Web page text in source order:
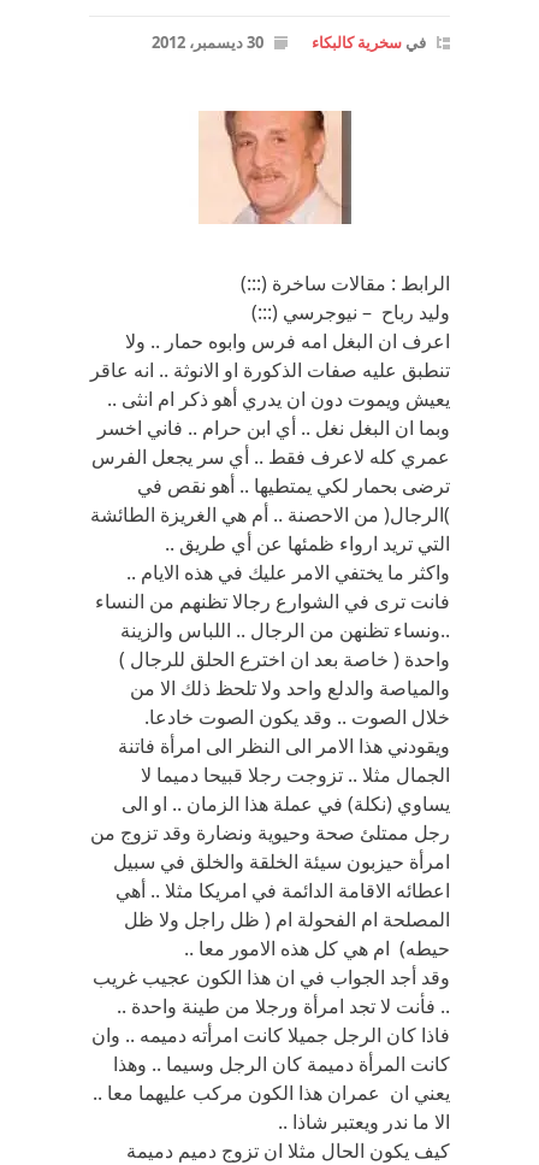
في سخرية كالبكاء 30 ديسمبر، 2012
الرابط : مقالات ساخرة (:::)
وليد رباح – نيوجرسي (:::)
اعرف ان البغل امه فرس وابوه حمار .. ولا
تنطبق عليه صفات الذكورة او الانوثة .. انه عاقر
يعيش ويموت دون ان يدري أهو ذكر ام انثى ..
وبما ان البغل نغل .. أي ابن حرام .. فاني اخسر
عمري كله لاعرف فقط .. أي سر يجعل الفرس
ترضى بحمار لكي يمتطيها .. أهو نقص في
)الرجال( من الاحصنة .. أم هي الغريزة الطائشة
التي تريد ارواء ظمئها عن أي طريق ..
واكثر ما يختفي الامر عليك في هذه الايام ..
فانت ترى في الشوارع رجالا تظنهم من النساء
..ونساء تظنهن من الرجال .. اللباس والزينة
واحدة ( خاصة بعد ان اخترع الحلق للرجال )
والمياصة والدلع واحد ولا تلحظ ذلك الا من
خلال الصوت .. وقد يكون الصوت خادعا.
ويقودني هذا الامر الى النظر الى امرأة فاتنة
الجمال مثلا .. تزوجت رجلا قبيحا دميما لا
يساوي (نكلة) في عملة هذا الزمان .. او الى
رجل ممتلئ صحة وحيوية ونضارة وقد تزوج من
امرأة حيزبون سيئة الخلقة والخلق في سبيل
اعطائه الاقامة الدائمة في امريكا مثلا .. أهي
المصلحة ام الفحولة ام ( ظل راجل ولا ظل
حيطه) ام هي كل هذه الامور معا ..
وقد أجد الجواب في ان هذا الكون عجيب غريب
.. فأنت لا تجد امرأة ورجلا من طينة واحدة ..
فاذا كان الرجل جميلا كانت امرأته دميمه .. وان
كانت المرأة دميمة كان الرجل وسيما .. وهذا
يعني ان عمران هذا الكون مركب عليهما معا ..
الا ما ندر ويعتبر شاذا ..
كيف يكون الحال مثلا ان تزوج دميم دميمة